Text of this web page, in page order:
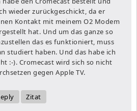
wieder zurückgeschickt, da er
Kontakt mit meinem O2 Modem
hat. Und um das ganze so
das es funktioniert, muss
studiert haben. Und das habe ich
:-). Cromecast wird sich so nicht
gegen Apple TV.
Zitat